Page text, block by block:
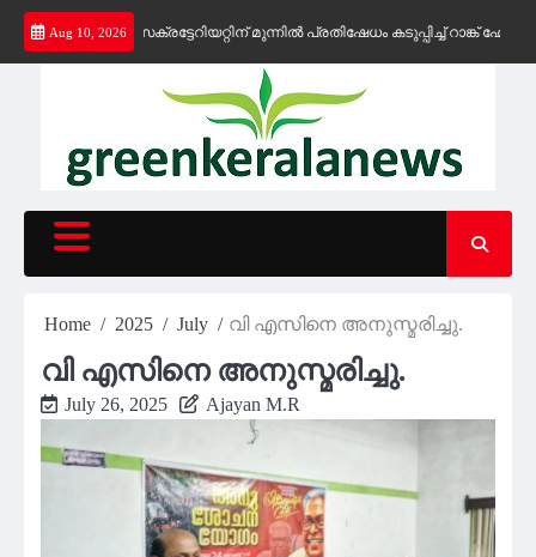
Skip
content
Aug 10, 2026സെക്രട്ടേറിയറ്റിന് മുന്നിൽ പ്രതിഷേധം കടുപ്പിച്ച് റാങ്ക്
Home 2025 July വി എസിനെ അനുസ്മരിച്ചു.
വി എസിനെ അനുസ്മരിച്ചു.
July 26, 2025 Ajayan M.R